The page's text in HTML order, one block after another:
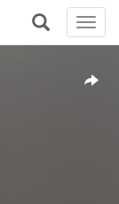
+